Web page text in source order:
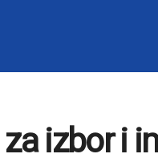
izbor i